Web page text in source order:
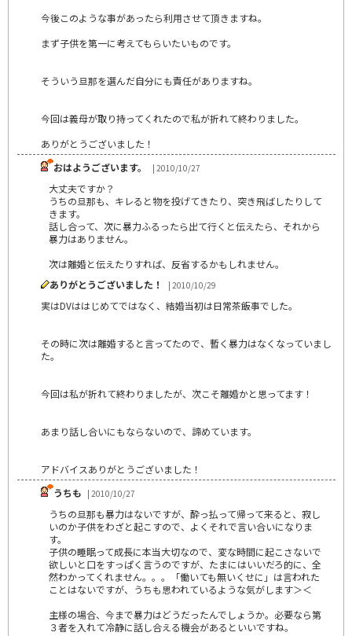
今後このような事があったら利用させて頂きますね。
まず子供を第一に考えてもらいたいものです。
そういう旦那を選んだ自分にも責任がありますね。
今回は義母が取り持ってくれたので私が折れて終わりました。
ありがとうございました！
おはようございます。
| 2010/10/27
大丈夫ですか？
うちの旦那も、キレると物を投げてきたり、突き飛ばしたりして
きます。
話し合って、次に暴力ふるったら出て行くと伝えたら、それから
暴力はありません。
次は離婚と伝えたりすれば、反省するかもしれません。
ありがとうございました！
| 2010/10/29
実はDVははじめてではなく、結婚当初は日常茶飯事でした。
その時に次は離婚すると言ってたので、暫く暴力はなくなっていまし
た。
今回は私が折れて終わりましたが、次こそ離婚かと思ってます！
あまり話し合いにもならないので、諦めています。
アドバイスありがとうございました！
うちも | 2010/10/27
うちの旦那も暴力はないですが、酔っ払って帰って来ると、寂し
いのか子供をわざと起こすので、よくそれで言い合いになりま
す。
子供の睡眠って成長に本当大切なので、変な時間に起こさないで
欲しいと口をすっぱく言うのですが、たまにはいいだろ的に、全
然わかってくれません。。。「働いても無いくせに」は言われた
ことはないですが、うちも思われているような気がします＞＜
主様の場合、今まで暴力はどうだったんでしょうか。必要なら第
３者を入れて冷静に話し合える機会があるといいですね。